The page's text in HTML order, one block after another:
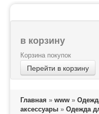
в корзину
Корзина покупок
Перейти в корзину
Главная » www »
аксессуары » Одежда